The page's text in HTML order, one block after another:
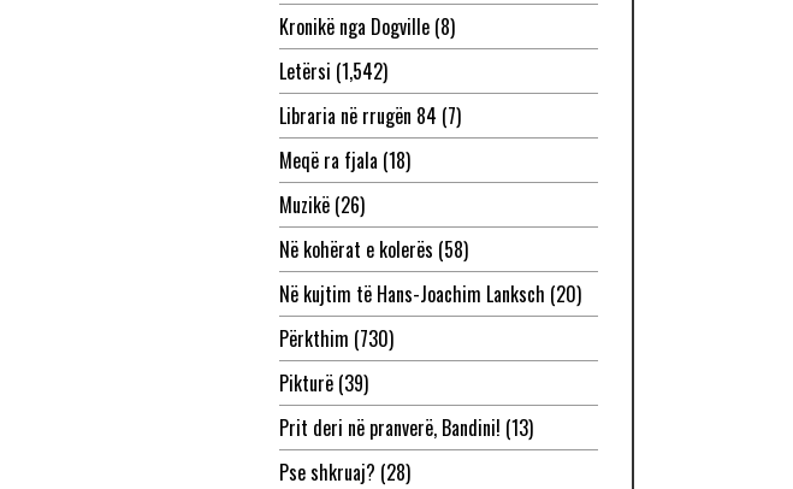
Kronikë nga Dogville(8)
Letërsi (1,542)
Libraria në rrugën 84 (7)
Meqë ra fjala (18)
Muzikë(26)
Në kohërat e kolerës (58)
Në kujtim të Hans-Joachim Lanksch (20)
Përkthim (730)
Pikturë(39)
Prit deri në pranverë, Bandini! (13)
Pse shkruaj? (28)